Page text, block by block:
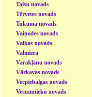
Talsu novads
Tērvetes novads
Tukuma novads
Vaiņodes novads
Valkas novads
Valmiera
Varakļānu novads
Vārkavas novads
Vecpiebalgas novads
Vecumnieku novads